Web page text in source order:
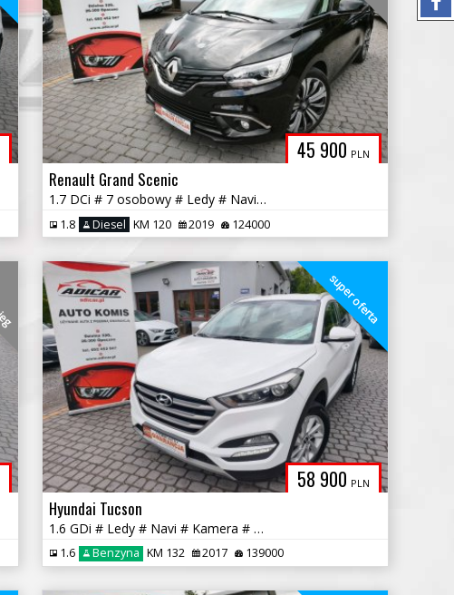
45 900 PLN
Renault Grand Scenic
1.7 DCi # 7 osobowy # Ledy # Navi # Piękny! # Serwis # GWARANCJA !!!
1.8 Diesel KM 120 2019 124000
58 900 PLN
super oferta
Hyundai Tucson
1.6 GDi # Ledy # Navi # Kamera # PDC # Piękny! GWARANCJA !!!
1.6 Benzyna KM 132 2017 139000